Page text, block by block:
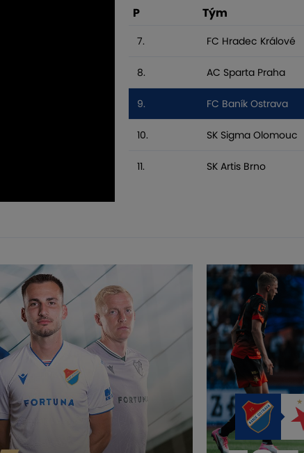
P Tým
7. FC Hradec Králové
8. AC Sparta Praha
9. FC Baník Ostrava
10. SK Sigma Olomouc
11. SK Artis Brno